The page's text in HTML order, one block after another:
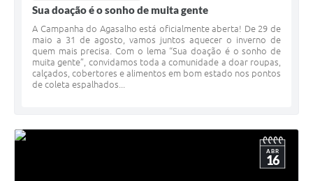
Sua doação é o sonho de muita gente
A Campanha do Agasalho está oficialmente aberta! De 29 de
maio a 31 de agosto, vamos juntos aquecer o inverno de
quem mais precisa. Com o lema “Sua doação é o sonho de
muita gente”, convidamos toda a comunidade a doar roupas,
calçados, cobertores e alimentos em bom estado nos pontos
de coleta espalhados...
ABR
16